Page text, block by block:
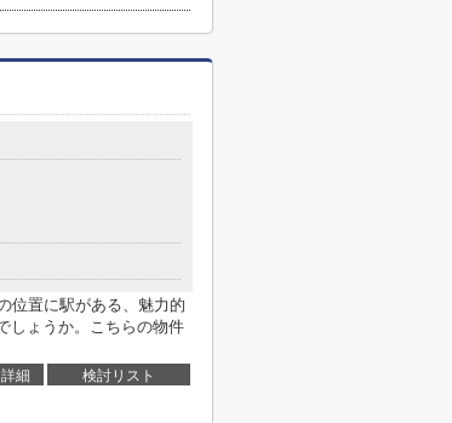
位置に駅がある、魅力的
しょうか。こちらの物件
詳細 検討リスト